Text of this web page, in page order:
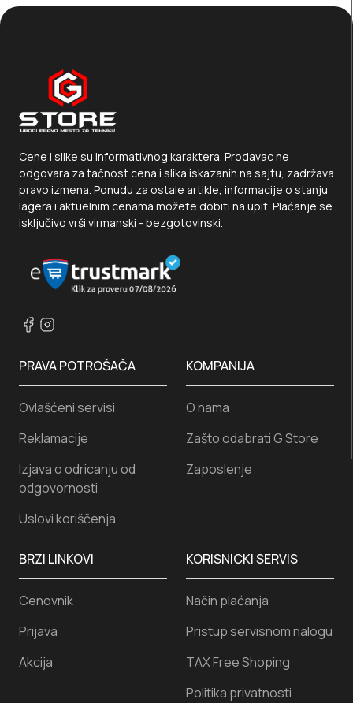
Cene i slike su informativnog karaktera. Prodavac ne
odgovara za tačnost cena i slika iskazanih na sajtu, zadržava
pravo izmena. Ponudu za ostale artikle, informacije o stanju
lagera i aktuelnim cenama možete dobiti na upit. Plaćanje se
isključivo vrši virmanski - bezgotovinski.
KORISNICKI SERVIS
Način plaćanja
Pristup servisnom nalogu
TAX Free Shoping
Politika privatnosti
PRAVA POTROŠAČA
Ovlašćeni servisi
Reklamacije
Izjava o odricanju od
odgovornosti
Uslovi koriščenja
KOMPANIJA
O nama
Zašto odabrati G Store
Zaposlenje
BRZI LINKOVI
Cenovnik
Prijava
Akcija